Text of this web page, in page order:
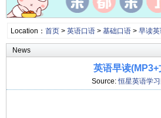
Location： 首页> 英语口语> 基础口语> 早读英
News
英语早读
Source:恒星英语学习